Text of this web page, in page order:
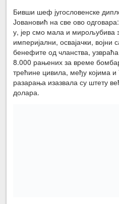
Бивши шеф југословенске
Јовановић на све ово
у, јер смо мала и
империјални, освајачки, војни
бенефите од чланства,
8.000 рањених за време
трећине цивила, међу којима
разарања изазвала су штету
долара.